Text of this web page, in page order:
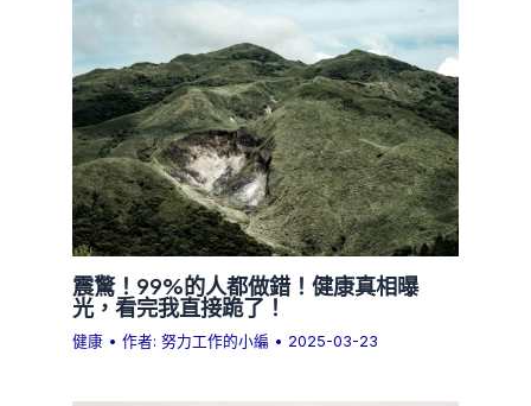
震驚！99%的人都做錯！健康真相曝
光，看完我直接跪了！
健康 • 作者:努力工作的小編 • 2025-03-23